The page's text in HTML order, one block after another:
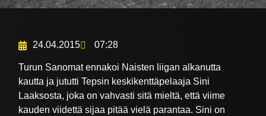
24.04.2015 07:28
Turun Sanomat ennakoi Naisten liigan alkanutta
kautta ja jututti Tepsin keskikenttäpelaaja Sini
Laaksosta, joka on vahvasti sitä mieltä, että viime
kauden viidettä sijaa pitää vielä parantaa. Sini on